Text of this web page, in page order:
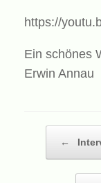
https://
Ein schönes
Erwin Annau
←